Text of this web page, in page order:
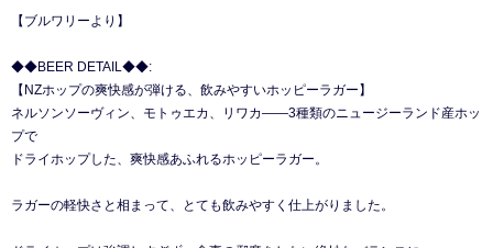
【ブルワリーより】
◆◆BEER DETAIL◆◆:
【NZホップの爽快感が弾ける、飲みやすいホッピーラガー】
ネルソンソーヴィン、モトゥエカ、リワカ――3種類のニュージーランド産ホッ
プで
ドライホップした、爽快感あふれるホッピーラガー。
ラガーの軽快さと相まって、とても飲みやすく仕上がりました。